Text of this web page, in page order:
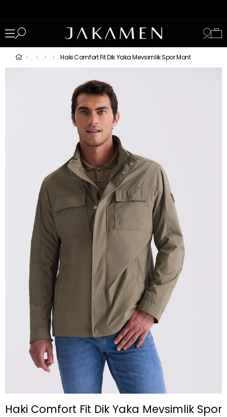
Haki Comfort Fit Dik Yaka Mevsimlik Spor Mont
Haki Comfort Fit Dik Yaka Mevsimlik Spor